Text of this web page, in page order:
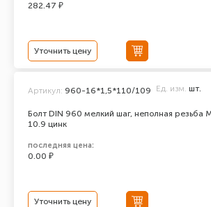
282.47 ₽
Уточнить цену
Болт DIN 960 мелкий шаг, неполная резьба
10.9 цинк
Артикул: 960-16*1,5*110/109 Ед. изм. шт.
последняя цена:
0.00 ₽
Уточнить цену